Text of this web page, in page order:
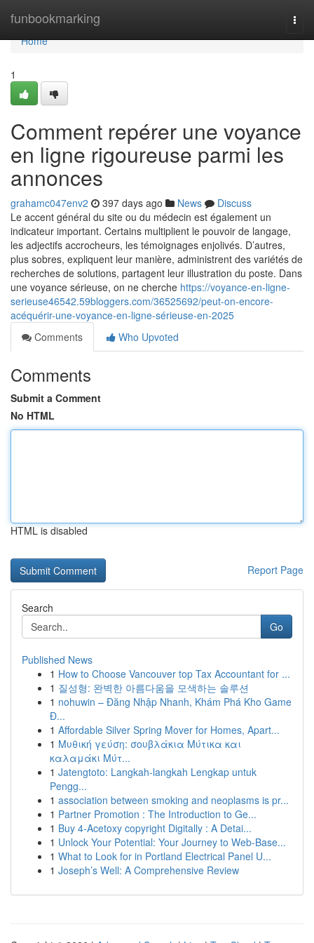
funbookmarking
Home
Home
1
Comment repérer une voyance
en ligne rigoureuse parmi les
annonces
grahamc047env2 397 days ago News
Discuss
Le accent général du site ou du médecin est également un
indicateur important. Certains multiplient le pouvoir de langage,
les adjectifs accrocheurs, les témoignages enjolivés. D’autres,
plus sobres, expliquent leur manière, administrent des variétés de
recherches de solutions, partagent leur illustration du poste. Dans
une voyance sérieuse, on ne cherche https://voyance-en-ligne-
serieuse46542.59bloggers.com/36525692/peut-on-encore-
acéquérir-une-voyance-en-ligne-sérieuse-en-2025
Comments
Who Upvoted
Comments
Submit a Comment
No HTML
HTML is disabled
Report Page
Search
Go
Published News
1 How to Choose Vancouver top Tax Accountant for ...
1 질성형: 완벽한 아름다움을 모색하는 솔루션
1 nohuwin – Đăng Nhập Nhanh, Khám Phá Kho Game
Đ...
1 Affordable Silver Spring Mover for Homes, Apart...
1 Μυθική γεύση: σουβλάκια Μύτικα και
καλαμάκι Μύτ...
1 Jatengtoto: Langkah-langkah Lengkap untuk
Pengg...
1 association between smoking and neoplasms is pr...
1 Partner Promotion : The Introduction to Ge...
1 Buy 4-Acetoxy copyright Digitally : A Detai...
1 Unlock Your Potential: Your Journey to Web-Base...
1 What to Look for in Portland Electrical Panel U...
1 Joseph’s Well: A Comprehensive Review